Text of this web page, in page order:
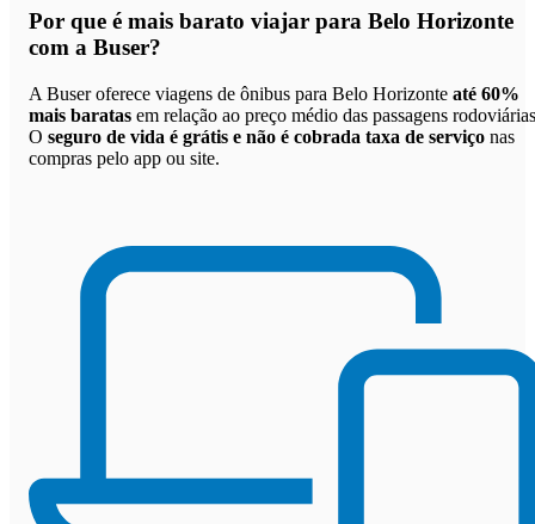
Por que é mais barato viajar para Belo Horizonte
com a Buser?
A Buser oferece viagens de ônibus para Belo Horizonte até 60%
mais baratas em relação ao preço médio das passagens
O seguro de vida é grátis e não é cobrada taxa de serviço nas
compras pelo app ou site.